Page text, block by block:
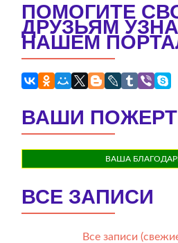
ПОМОГИТЕ
ДРУЗЬЯМ
НАШЕМ
ВАШИ
ВАША
ВСЕ ЗАПИСИ
Все записи